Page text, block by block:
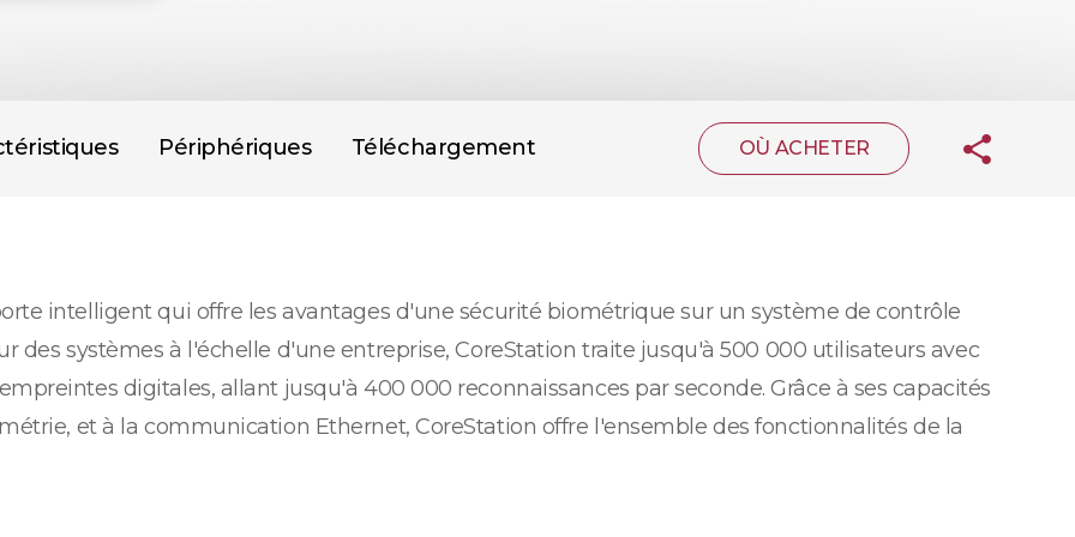
Périphériques Téléchargement OÙ ACHETER
intelligent qui offre les avantages d'une sécurité biométrique sur un système de contrôle
des systèmes à l'échelle d'une entreprise, CoreStation traite jusqu'à 500 000 utilisateurs avec
digitales, allant jusqu'à 400 000 reconnaissances par seconde. Grâce à ses capacités
et à la communication Ethernet, CoreStation offre l'ensemble des fonctionnalités de la